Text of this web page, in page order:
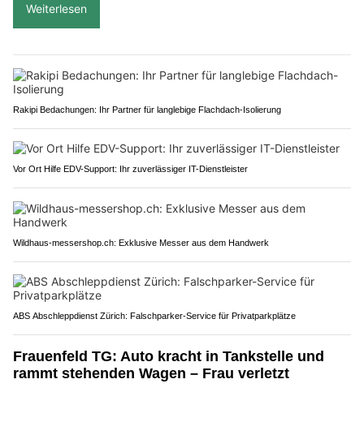
Weiterlesen
Rakipi Bedachungen: Ihr Partner für langlebige Flachdach-Isolierung
Vor Ort Hilfe EDV-Support: Ihr zuverlässiger IT-Dienstleister
Wildhaus-messershop.ch: Exklusive Messer aus dem Handwerk
ABS Abschleppdienst Zürich: Falschparker-Service für Privatparkplätze
Frauenfeld TG: Auto kracht in Tankstelle und
rammt stehenden Wagen – Frau verletzt